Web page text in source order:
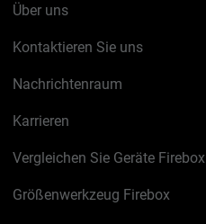
Über uns
Kontaktieren Sie uns
Nachrichtenraum
Karrieren
Vergleichen Sie Geräte Firebox
Größenwerkzeug Firebox